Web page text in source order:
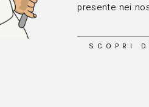
presente nei
SCOPRI